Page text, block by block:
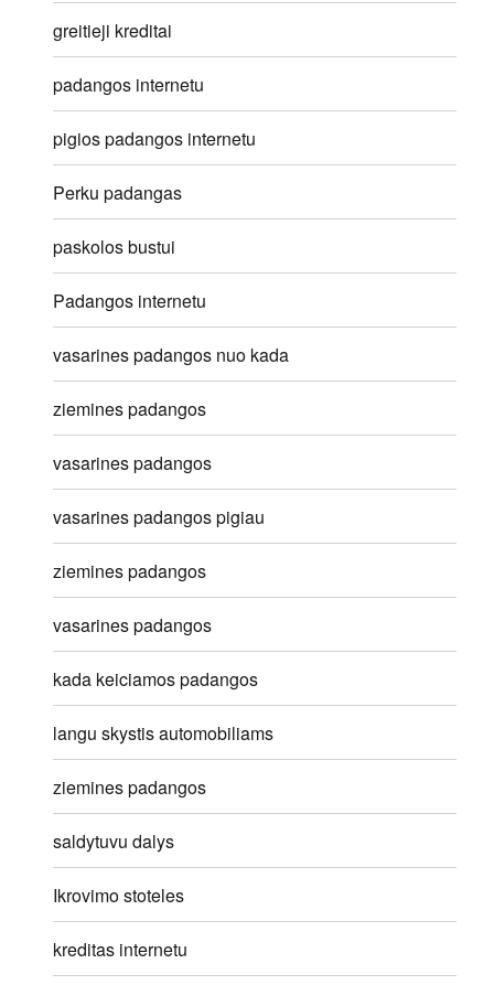
greitieji kreditai
padangos internetu
pigios padangos internetu
Perku padangas
paskolos bustui
Padangos internetu
vasarines padangos nuo kada
ziemines padangos
vasarines padangos
vasarines padangos pigiau
ziemines padangos
vasarines padangos
kada keiciamos padangos
langu skystis automobiliams
ziemines padangos
saldytuvu dalys
Ikrovimo stoteles
kreditas internetu